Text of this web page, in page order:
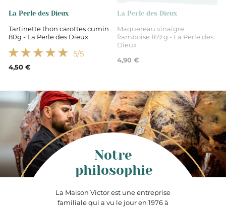
La Perle des Dieux
Tartinette thon carottes cumin
80g - La Perle des Dieux
5/5
4,50 €
La Perle des Dieux
Maquereau vinaigre
framboise 169 g - La Perle des
Dieux
4,90 €
La Maison Victor est une entreprise
familiale qui a vu le jour en 1976 à
Notre
philosophie